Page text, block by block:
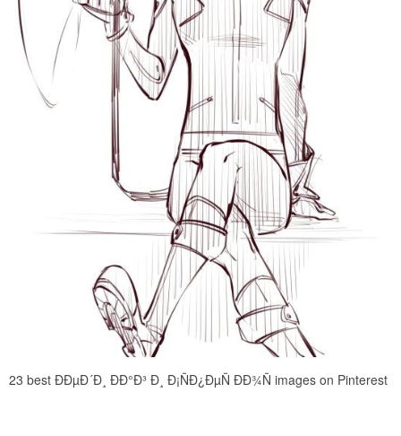
23 best ÐÐµÐ´Ð¸ ÐÐ°Ð³ Ð¸ Ð¡ÑÐ¿ÐµÑ ÐÐ¾Ñ images on Pinterest